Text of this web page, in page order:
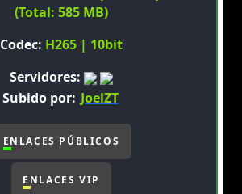
(Total: 585 MB)
Codec: H265 | 10bit
Servidores:
Subido por: JoelZT
ENLACES PÚBLICOS
ENLACES VIP